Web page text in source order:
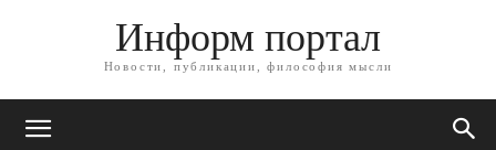
Информ портал
Новости, публикации, философия мысли